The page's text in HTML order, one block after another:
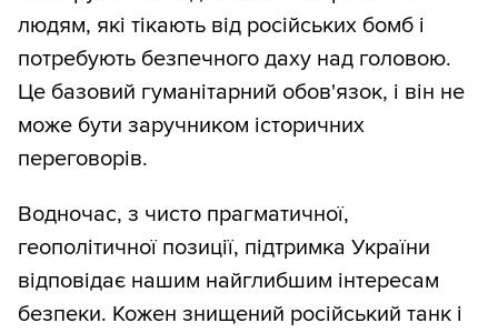
людям, які тікають від російських бомб і
потребують безпечного даху над головою.
Це базовий гуманітарний обов'язок, і він не
може бути заручником історичних
переговорів.
Водночас, з чисто прагматичної,
геополітичної позиції, підтримка України
відповідає нашим найглибшим інтересам
безпеки. Кожен знищений російський танк і